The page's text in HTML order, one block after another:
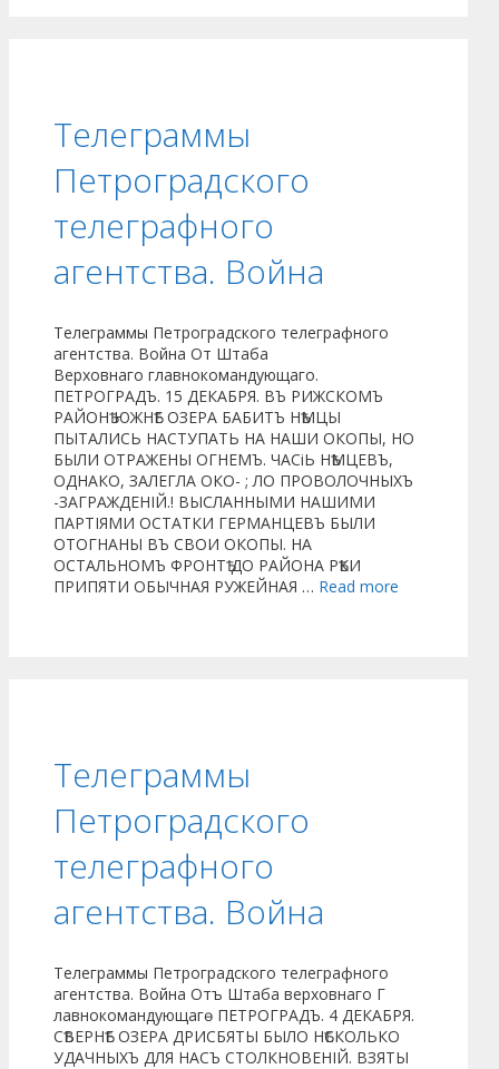
Телеграммы
Петроградского
телеграфного
агентства. Война
Телеграммы Петроградского телеграфного
агентства. Война От Штаба
Верховнаго главнокомандующаго.
ПЕТРОГРАДЪ. 15 ДЕКАБРЯ. ВЪ РИЖСКОМЪ
РАЙОНѢ ЮЖНѢЕ ОЗЕРА БАБИТЪ НѢМЦЫ
ПЫТАЛИСЬ НАСТУПАТЬ НА НАШИ ОКОПЫ, НО
БЫЛИ ОТРАЖЕНЫ ОГНЕМЪ. ЧАСіЬ НѢМЦЕВЪ,
ОДНАКО, ЗАЛЕГЛА ОКО- ; ЛО ПРОВОЛОЧНЫХЪ
-ЗАГРАЖДЕНІЙ.! ВЫСЛАННЫМИ НАШИМИ
ПАРТІЯМИ ОСТАТКИ ГЕРМАНЦЕВЪ БЫЛИ
ОТОГНАНЫ ВЪ СВОИ ОКОПЫ. НА
ОСТАЛЬНОМЪ ФРОНТѢ ДО РАЙОНА РѢКИ
ПРИПЯТИ ОБЫЧНАЯ РУЖЕЙНАЯ … Read more
Телеграммы
Петроградского
телеграфного
агентства. Война
Телеграммы Петроградского телеграфного
агентства. Война Отъ Штаба верховнаго Г
лавнокомандующагѳ ПЕТРОГРАДЪ. 4 ДЕКАБРЯ.
СѢВЕРНѢЕ ОЗЕРА ДРИСБЯТЫ БЫЛО НѢСКОЛЬКО
УДАЧНЫХЪ ДЛЯ НАСЪ СТОЛКНОВЕНІЙ. ВЗЯТЫ